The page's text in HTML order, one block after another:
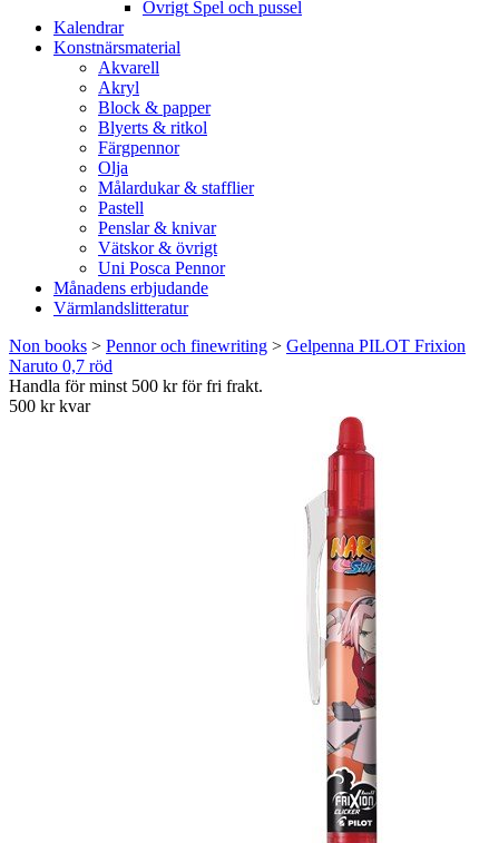
Övrigt Spel och pussel
Kalendrar
Konstnärsmaterial
Akvarell
Akryl
Block & papper
Blyerts & ritkol
Färgpennor
Olja
Målardukar & stafflier
Pastell
Penslar & knivar
Vätskor & övrigt
Uni Posca Pennor
Månadens erbjudande
Värmlandslitteratur
Non books > Pennor och finewriting > Gelpenna PILOT Frixion
Naruto 0,7 röd
Handla för minst 500 kr för fri frakt.
500 kr kvar